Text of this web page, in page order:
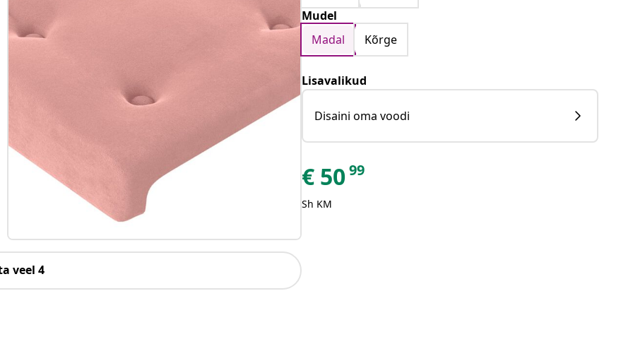
veel 4
Mudel
Madal
Kõrge
Lisavalikud
Disaini oma voodi
€ 5099
Sh KM